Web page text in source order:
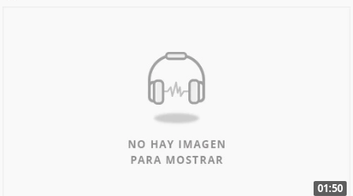
01:50